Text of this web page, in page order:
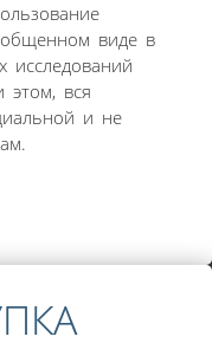
виде в
исследований
вся
и не